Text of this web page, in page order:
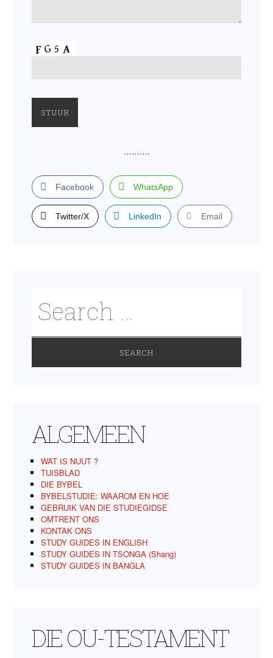
……….
Facebook WhatsApp
Twitter/X LinkedIn Email
ALGEMEEN
WAT IS NUUT ?
TUISBLAD
DIE BYBEL
BYBELSTUDIE: WAAROM EN HOE
GEBRUIK VAN DIE STUDIEGIDSE
OMTRENT ONS
KONTAK ONS
STUDY GUIDES IN ENGLISH
STUDY GUIDES IN TSONGA (Shang)
STUDY GUIDES IN BANGLA
DIE OU-TESTAMENT